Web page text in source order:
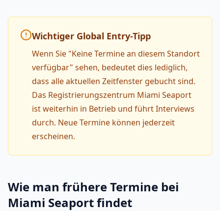
Wichtiger Global Entry-Tipp
Wenn Sie "Keine Termine an diesem Standort
verfügbar" sehen, bedeutet dies lediglich,
dass alle aktuellen Zeitfenster gebucht sind.
Das Registrierungszentrum Miami Seaport
ist weiterhin in Betrieb und führt Interviews
durch. Neue Termine können jederzeit
erscheinen.
Wie man frühere Termine bei
Miami Seaport findet